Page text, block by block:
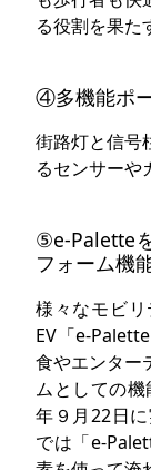
る役割を果た
④多機能ポ
街路灯と信号
るセンサーや
⑤e-Palette
フォーム機
様々なモビ
EV「e-
食やエンター
ムとしての
年９月22日
では「e-